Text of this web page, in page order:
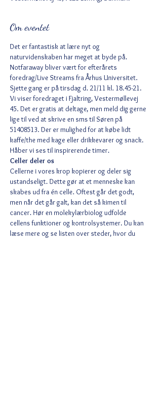
Om eventet
Det er fantastisk at lære nyt og
naturvidenskaben har meget at byde på.
Notfaraway bliver vært for efterårets
foredrag/Live Streams fra Århus Universitet.
Sjette gang er på tirsdag d. 21/11 kl. 18.45-21.
Vi viser foredraget i Fjaltring, Vestermøllevej
45. Det er gratis at deltage, men meld dig gerne
lige til ved at skrive en sms til Søren på
51408513. Der er mulighed for at købe lidt
kaffe/the med kage eller drikkevarer og snack.
Håber vi ses til inspirerende timer.
Celler deler os
Cellerne i vores krop kopierer og deler sig
ustandseligt. Dette gør at et menneske kan
skabes ud fra én celle. Oftest går det godt,
men når det går galt, kan det så kimen til
cancer. Hør en molekylærbiolog udfolde
cellens funktioner og kontrolsystemer. Du kan
læse mere og se listen over steder, hvor du